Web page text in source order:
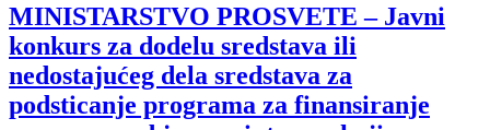
MINISTARSTVO PROSVETE – Javni
konkurs za dodelu sredstava ili
nedostajućeg dela sredstava za
podsticanje programa za finansiranje